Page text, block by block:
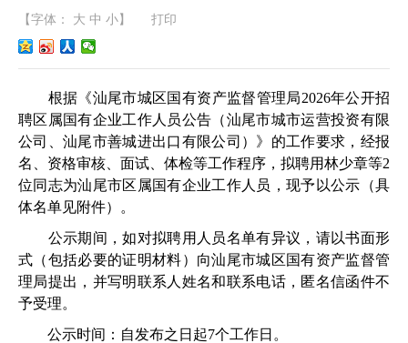
【字体： 大 中 小 】 打印
根据《汕尾市城区国有资产监督管理局2026年公开招
聘区属国有企业工作人员公告（汕尾市城市运营投资有限
公司、汕尾市善城进出口有限公司）》的工作要求，经报
名、资格审核、面试、体检等工作程序，拟聘用林少章等2
位同志为汕尾市区属国有企业工作人员，现予以公示（具
体名单见附件）。
公示期间，如对拟聘用人员名单有异议，请以书面形
式（包括必要的证明材料）向汕尾市城区国有资产监督管
理局提出，并写明联系人姓名和联系电话，匿名信函件不
予受理。
公示时间：自发布之日起7个工作日。